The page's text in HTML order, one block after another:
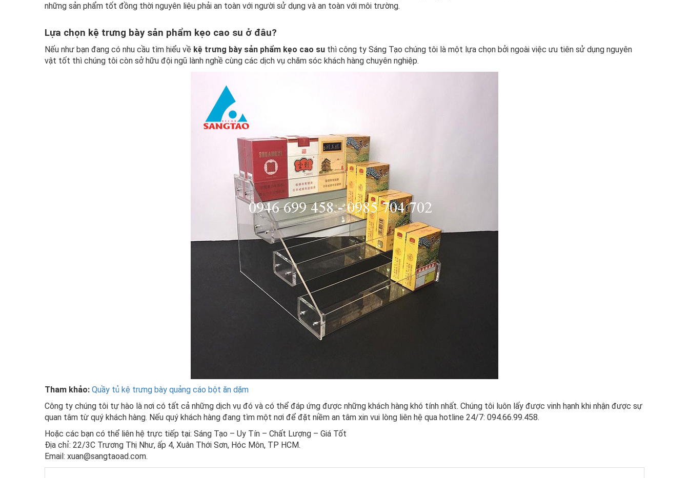
những sản phẩm tốt đồng thời nguyên liệu phải an toàn với người sử dụng và an toàn với môi trường.
Lựa chọn kệ trưng bày sản phẩm kẹo cao su ở đâu?
Nếu như bạn đang có nhu cầu tìm hiểu về kệ trưng bày sản phẩm kẹo cao su thì công ty Sáng Tạo chúng tôi là một lựa chọn bởi ngoài việc ưu tiên sử dụng nguyên
vật tốt thì chúng tôi còn sở hữu đội ngũ lành nghề cùng các dịch vụ chăm sóc khách hàng chuyên nghiệp.
Tham khảo: Quầy tủ kệ trưng bày quảng cáo bột ăn dặm
Công ty chúng tôi tự hào là nơi có tất cả những dịch vụ đó và có thể đáp ứng được những khách hàng khó tính nhất. Chúng tôi luôn lấy được vinh hạnh khi nhận được sự
quan tâm từ quý khách hàng. Nếu quý khách hàng đang tìm một nơi để đặt niềm an tâm xin vui lòng liên hệ qua hotline 24/7: 094.66.99.458.
Hoặc các bạn có thể liên hệ trực tiếp tại: Sáng Tạo – Uy Tín – Chất Lượng – Giá Tốt
Địa chỉ: 22/3C Trương Thị Như, ấp 4, Xuân Thới Sơn, Hóc Môn, TP HCM.
Email: xuan@sangtaoad.com.